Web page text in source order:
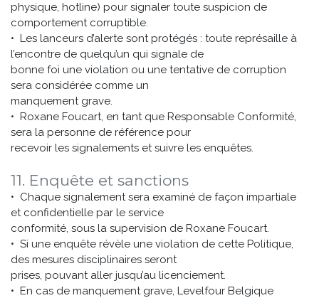
physique, hotline) pour signaler toute suspicion de
comportement corruptible.
• Les lanceurs d’alerte sont protégés : toute représaille à
l’encontre de quelqu’un qui signale de
bonne foi une violation ou une tentative de corruption
sera considérée comme un
manquement grave.
• Roxane Foucart, en tant que Responsable Conformité,
sera la personne de référence pour
recevoir les signalements et suivre les enquêtes.
11. Enquête et sanctions
• Chaque signalement sera examiné de façon impartiale
et confidentielle par le service
conformité, sous la supervision de Roxane Foucart.
• Si une enquête révèle une violation de cette Politique,
des mesures disciplinaires seront
prises, pouvant aller jusqu’au licenciement.
• En cas de manquement grave, Levelfour Belgique